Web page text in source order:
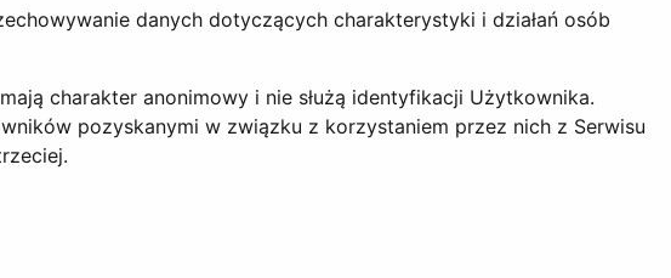
danych dotyczących charakterystyki i działań osób
charakter anonimowy i nie służą identyfikacji Użytkownika.
pozyskanymi w związku z korzystaniem przez nich z Serwisu